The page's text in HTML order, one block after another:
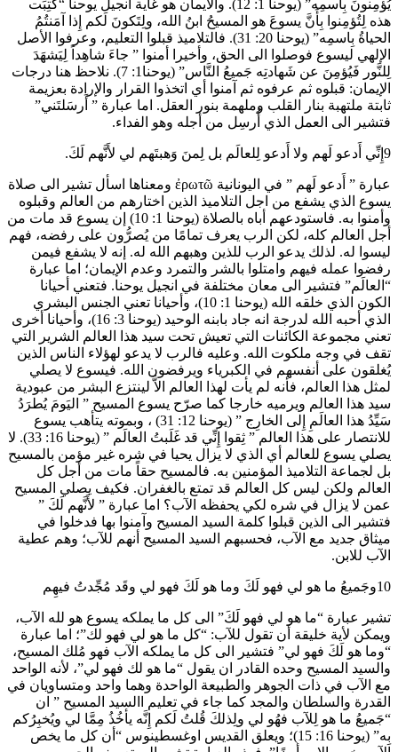
يُؤمِنونَ بِاسمِه” (يوحنا 1: 12). والايمان هو غاية انجيل يوحنا “كُتِبَت
هذه لِتُؤمِنوا بِأَنَّ يسوعَ هو المسيحُ ابنُ الله، ولِتَكونَ لَكم إِذا آمَنتُمُ
الحياةُ بِاسمِه” (يوحنا 20: 31). فالتلاميذ قبلوا التعليم، وعرفوا الأصل
الإلهي ليسوع فوصلوا الى الحق، وأخيرا أمنوا ” جاءَ شاهِداً لِيَشهَدَ
لِلنَّور فَيُؤمِنَ عن شَهادتِه جَميعُ النَّاس” (يوحنا1: 7). نلاحظ هنا درجات
الإيمان: قبلوه ثم عرفوه ثم آمنوا أي اتخذوا القرار والإرادة بعزيمة
ثابتة ملتهبة بنار القلب وملهمة بنور العقل. اما عبارة ” أَرسَلتَني”
فتشير الى العمل الذي أُرسِل من أجله وهو الفداء.
9إِنِّي أَدعو لَهم ولا أَدعو لِلعالَم بل لِمنَ وَهبتَهم لي لأَنَّهم لَكَ.
عبارة ” أَدعو لَهم ” في اليونانية ἐρωτῶ ومعناها اسأل تشير الى صلاة
يسوع الذي يشفع من اجل التلاميذ الذين اختارهم من العالم وقبلوه
وأمنوا به. فاستودعهم أباه بالصلاة (يوحنا 1: 10) إن يسوع قد مات من
أجل العالم كله، لكن الرب يعرف تمامًا من يُصرُّون على رفضه، فهم
ليسوا له. لذلك يدعو الرب للذين وهبهم الله له. إنه لا يشفع فيمن
رفضوا عمله فيهم وامتلوا بالشر والتمرد وعدم الإيمان؛ اما عبارة
“العالَم” فتشير الى معان مختلفة في انجيل يوحنا. فتعني أحيانا
الكون الذي خلقه الله (يوحنا 1: 10)، وأحيانا تعني الجنس البشري
الذي أحبه الله لدرجة انه جاد بابنه الوحيد (يوحنا 3: 16)، وأحيانا أخرى
تعني مجموعة الكائنات التي تعيش تحت سيد هذا العالم الشرير التي
تقف في وجه ملكوت الله. وعليه فالرب لا يدعو لهؤلاء الناس الذين
يُغلقون على أنفسهم في الكبرياء ويرفضون الله. فيسوع لا يصلي
لمثل هذا العالم، فأنه لم يأت لهذا العالم الاَّ لينتزع البشر من عبودية
سيد هذا العالم ويرميه خارجا كما صرّح يسوع المسيح ” اليَومَ يُطرَدُ
سَيِّدُ هذا العالَمِ إِلى الخارِج ” (يوحنا 12: 31) ، وبموته يتأهب يسوع
للانتصار على هذا العالم ” ثِقوا إِنِّي قد غَلَبتُ العالَم ” (يوحنا 16: 33). لا
يصلي يسوع للعالم أي الذي لا يزال يحيا في شره غير مؤمن بالمسيح
بل لجماعة التلاميذ المؤمنين به. فالمسيح حقاً مات من أجل كل
العالم ولكن ليس كل العالم قد تمتع بالغفران. فكيف يصلي المسيح
عمن لا يزال في شره لكي يحفظه الآب؟ اما عبارة ” لأَنَّهم لَكَ ”
فتشير الى الذين قبلوا كلمة السيد المسيح وآمنوا بها فدخلوا في
ميثاق جديد مع الآب، فحسبهم السيد المسيح أنهم للآب؛ وهم عطية
الآب للابن.
10وجَميعُ ما هو لي فهو لَكَ وما هو لَكَ فهو لي وقَد مُجِّدتُ فيهِم
تشير عبارة “ما هو لي فهو لَكَ” الى كل ما يملكه يسوع هو لله الآب،
ويمكن لأية خليقة أن تقول للآب: “كل ما هو لي فهو لك”؛ اما عبارة
“وما هو لَكَ فهو لي” فتشير الى كل ما يملكه الآب فهو مُلك المسيح،
والسيد المسيح وحده القادر ان يقول “ما هو لك فهو لي”، لأنه الواحد
مع الآب في ذات الجوهر والطبيعة الواحدة وهما واحد ومتساويان في
القدرة والسلطان والمجد كما جاء في تعليم االسيد المسيح ” ان
“جَميعُ ما هو لِلآب فهُو لي ولِذلكَ قُلتُ لَكم إِنَّه يأخُذُ مِمَّا لي ويُخبِرُكم
بِه” (يوحنا 16: 15)؛ ويعلق القديس اوغسطينوس “أن كل ما يخص